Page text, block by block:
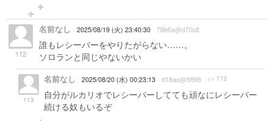
112
名前なし 2025/08/19 (火) 23:40:30 78b6a@d70c8
誰もレシーバーをやりたがらない……。
ソロランと同じやないかい
113
名前なし 2025/08/20 (水) 00:23:13 d18aa@5f9f8 >> 112
自分がルカリオでレシーバーしてても頑なにレシーバー
続ける奴もいるぞ